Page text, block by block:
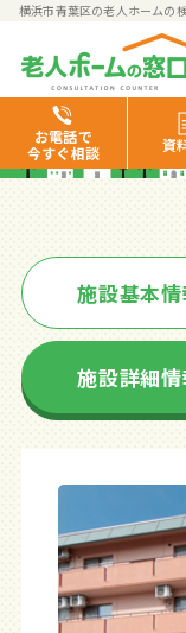
横浜市青葉区の老人ホームの
お電話で
今すぐ相談
資
グッドタ
施設基本情
施設詳細情